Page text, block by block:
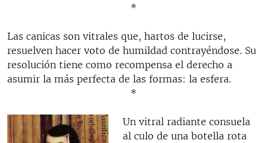
*
Las canicas son vitrales que, hartos de lucirse,
resuelven hacer voto de humildad contrayéndose. Su
resolución tiene como recompensa el derecho a
asumir la más perfecta de las formas: la esfera.
*
Un vitral radiante consuela
al culo de una botella rota